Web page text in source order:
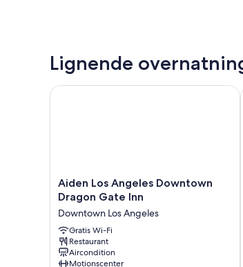
Lignende
Aiden
Los
Angeles
Downtown
Dragon
Gate
Inn
Aiden Los Angeles Downtown
Dragon Gate Inn
Downtown Los Angeles
Gratis Wi-Fi
Restaurant
Aircondition
Motionscenter
Aiden Los Angeles Downtown Dragon